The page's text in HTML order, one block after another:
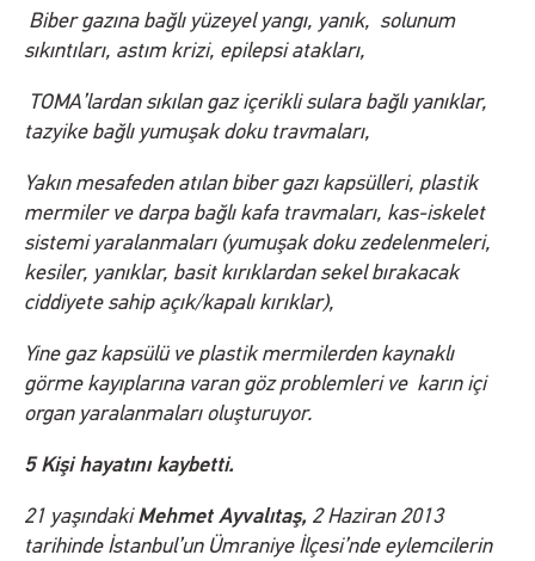
Biber gazına bağlı yüzeyel yangı, yanık, solunum
sıkıntıları, astım krizi, epilepsi atakları,
TOMA’lardan sıkılan gaz içerikli sulara bağlı yanıklar,
tazyike bağlı yumuşak doku travmaları,
Yakın mesafeden atılan biber gazı kapsülleri, plastik
mermiler ve darpa bağlı kafa travmaları, kas-iskelet
sistemi yaralanmaları (yumuşak doku zedelenmeleri,
kesiler, yanıklar, basit kırıklardan sekel bırakacak
ciddiyete sahip açık/kapalı kırıklar),
Yine gaz kapsülü ve plastik mermilerden kaynaklı
görme kayıplarına varan göz problemleri ve karın içi
organ yaralanmaları oluşturuyor.
5 Kişi hayatını kaybetti.
21 yaşındakiMehmet Ayvalıtaş, 2 Haziran 2013
tarihinde İstanbul’un Ümraniye İlçesi’nde eylemcilerin